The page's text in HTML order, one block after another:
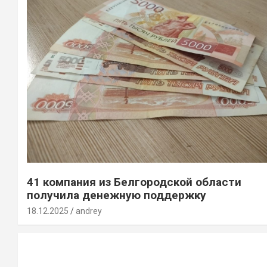
41 компания из Белгородской области
получила денежную поддержку
18.12.2025 andrey